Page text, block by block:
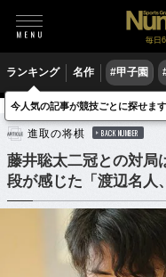
毎日
ランキング 名作 #甲子園
ゲーム 将棋
進取の将棋 BACK NUMBER
藤井聡太二冠との対
段が感じた「渡辺名人
今人気の記事が競技ごとに探せます